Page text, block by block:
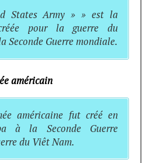
States Army » » est la
pour la guerre du
Seconde Guerre mondiale.
américain
américaine fut créé en
à la Seconde Guerre
du Viêt Nam.